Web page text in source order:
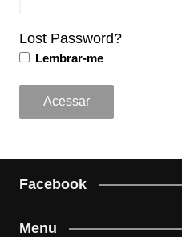
Lost Password?
Lembrar-me
Facebook
Menu